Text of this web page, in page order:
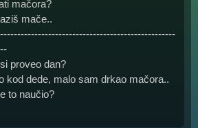
mačora?
mače..
proveo dan?
kod dede, malo sam drkao mačora..
to naučio?